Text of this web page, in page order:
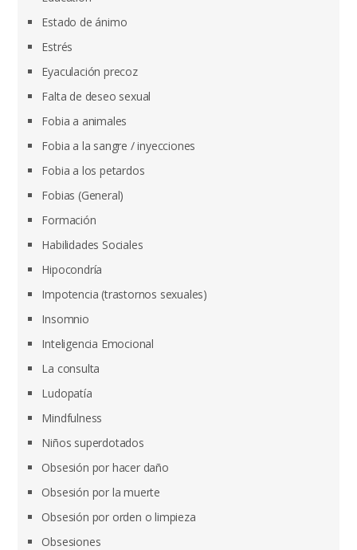
Estado de ánimo
Estrés
Eyaculación precoz
Falta de deseo sexual
Fobia a animales
Fobia a la sangre / inyecciones
Fobia a los petardos
Fobias (General)
Formación
Habilidades Sociales
Hipocondría
Impotencia (trastornos sexuales)
Insomnio
Inteligencia Emocional
La consulta
Ludopatía
Mindfulness
Niños superdotados
Obsesión por hacer daño
Obsesión por la muerte
Obsesión por orden o limpieza
Obsesiones